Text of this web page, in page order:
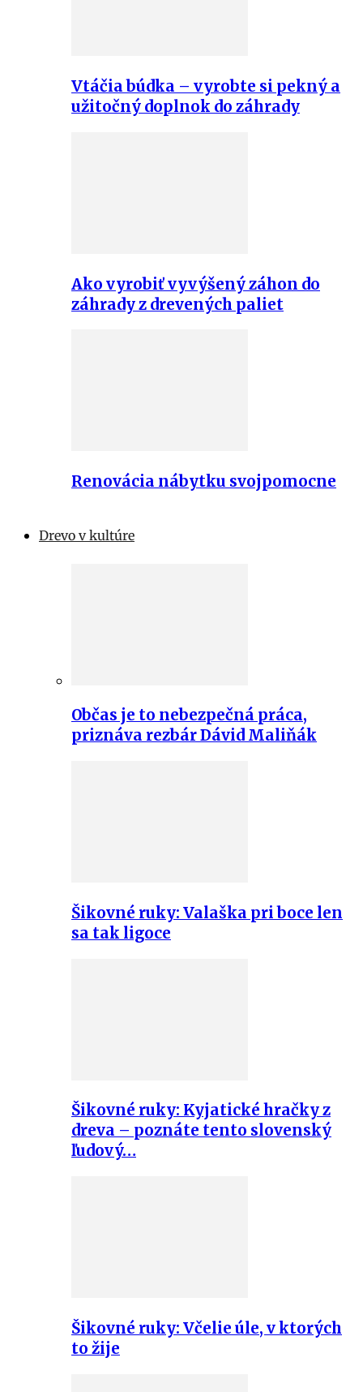
Vtáčia búdka – vyrobte si pekný a
užitočný doplnok do záhrady
Ako vyrobiť vyvýšený záhon do
záhrady z drevených paliet
Renovácia nábytku svojpomocne
Drevo v kultúre
Občas je to nebezpečná práca,
priznáva rezbár Dávid Maliňák
Šikovné ruky: Valaška pri boce len
sa tak ligoce
Šikovné ruky: Kyjatické hračky z
dreva – poznáte tento slovenský
ľudový…
Šikovné ruky: Včelie úle, v ktorých
to žije